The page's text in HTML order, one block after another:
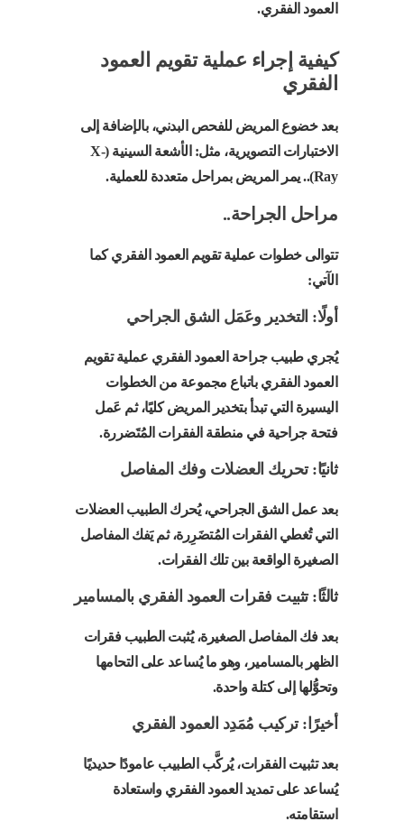
العمود الفقري.
كيفية إجراء عملية تقويم العمود
الفقري
بعد خضوع المريض للفحص البدني، بالإضافة إلى
الاختبارات التصويرية، مثل: الأشعة السينية (X-
Ray).. يمر المريض بمراحل متعددة للعملية.
مراحل الجراحة..
تتوالى خطوات عملية تقويم العمود الفقري كما
الآتي:
أولًا: التخدير وعَمَل الشق الجراحي
يُجري طبيب جراحة العمود الفقري عملية تقويم
العمود الفقري باتباع مجموعة من الخطوات
اليسيرة التي تبدأ بتخدير المريض كليًا، ثم عَمل
فتحة جراحية في منطقة الفقرات المُتَضررة.
ثانيًا: تحريك العضلات وفك المفاصل
بعد عمل الشق الجراحي، يُحرك الطبيب العضلات
التي تُغطي الفقرات المُتضَرِرة، ثم يَفك المفاصل
الصغيرة الواقعة بين تلك الفقرات.
ثالثًا: تثبيت فقرات العمود الفقري بالمسامير
بعد فك المفاصل الصغيرة، يُثبت الطبيب فقرات
الظهر بالمسامير، وهو ما يُساعد على التحامها
وتحوُّلها إلى كتلة واحدة.
أخيرًا: تركيب مُمَدِد العمود الفقري
بعد تثبيت الفقرات، يُركَّب الطبيب عامودًا حديديًا
يُساعد على تمديد العمود الفقري واستعادة
استقامته.